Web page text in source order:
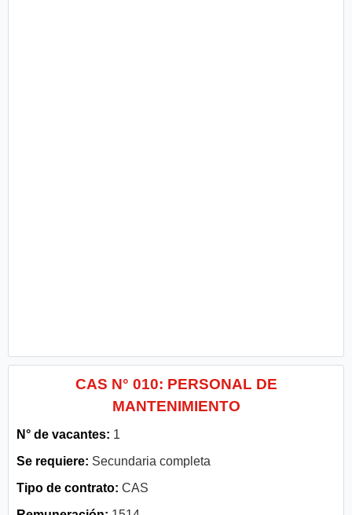
CAS N° 010: PERSONAL DE
MANTENIMIENTO
N° de vacantes: 1
Se requiere: Secundaria completa
Tipo de contrato: CAS